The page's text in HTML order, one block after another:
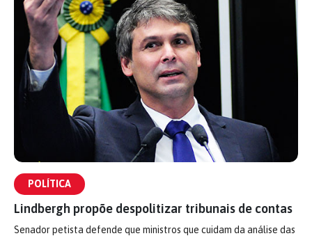
POLÍTICA
Lindbergh propõe despolitizar tribunais de contas
Senador petista defende que ministros que cuidam da análise das